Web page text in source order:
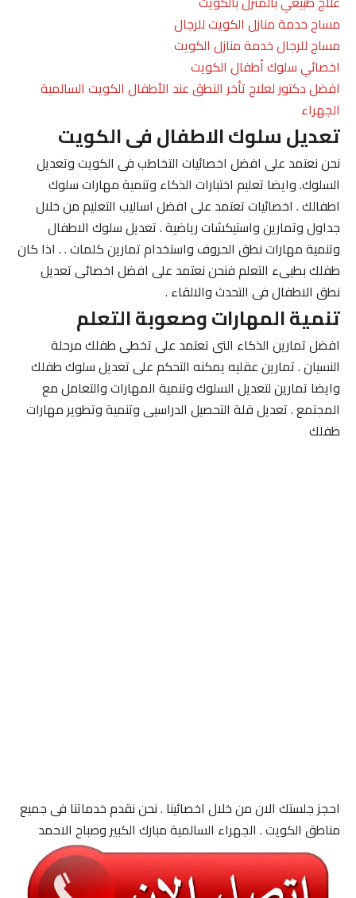
مساج خدمة منازل الكويت للرجال
مساج للرجال خدمة منازل الكويت
اخصائي سلوك أطفال الكويت
افضل دكتور لعلاج تأخر النطق عند الأطفال الكويت السالمية
الجهراء
تعديل سلوك الاطفال فى الكويت
نحن نعتمد على افضل اخصائيات التخاطب فى الكويت وتعديل
السلوك. وايضا تعليم اختبارات الذكاء وتنمية مهارات سلوك
اطفالك . اخصائيات تعتمد على افضل اساليب التعليم من خلال
جداول وتمارين واستيكشات رياضية . تعديل سلوك الاطفال
وتنمية مهارات نطق الحروف واستخدام تمارين كلمات . . اذا كان
طفلك بطيىء التعلم فنحن نعتمد على افضل اخصائى تعديل
نطق الاطفال فى التحدث والالقاء .
تنمية المهارات وصعوبة التعلم
افضل تمارين الذكاء التى تعتمد على تخطى طفلك مرحلة
النسيان . تمارين عقليه يمكنه التحكم على تعديل سلوك طفلك
وايضا تمارين لتعديل السلوك وتنمية المهارات والتعامل مع
المجتمع . تعديل قلة التحصيل الدراسيى وتنمية وتطوير مهارات
طفلك
احجز جلستك الان من خلال اخصائينا . نحن نقدم خدماتنا فى جميع
مناطق الكويت . الجهراء السالمية مبارك الكبير وصباح الاحمد